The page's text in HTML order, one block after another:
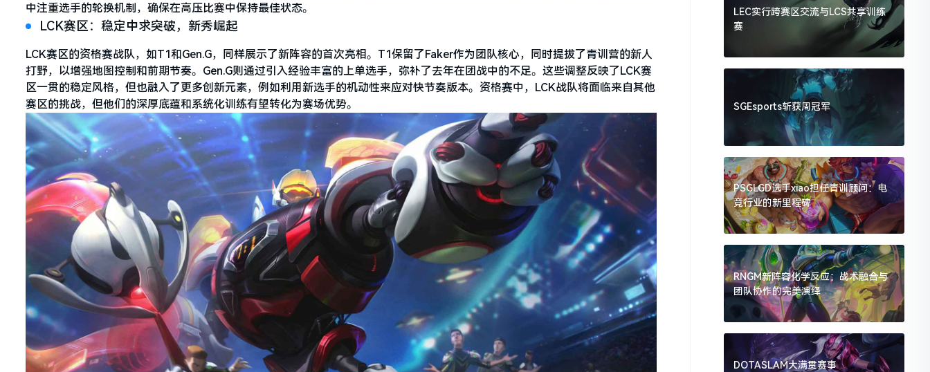
中注重选手的轮换机制，确保在高压比赛中保持最佳状态。
LCK赛区：稳定中求突破，新秀崛起
LCK赛区的资格赛战队，如T1和Gen.G，同样展示了新阵容的首次亮相。T1保留了Faker作为团队核心，同时提拔了青训营的新人
打野，以增强地图控制和前期节奏。Gen.G则通过引入经验丰富的上单选手，弥补了去年在团战中的不足。这些调整反映了LCK赛
区一贯的稳定风格，但也融入了更多创新元素，例如利用新选手的机动性来应对快节奏版本。资格赛中，LCK战队将面临来自其他
赛区的挑战，但他们的深厚底蕴和系统化训练有望转化为赛场优势。
LEC实行跨赛区交流与LCS共享训练
赛
SGEsports斩获周冠军
PSGLGD选手xiao担任青训顾问：电
竞行业的新里程碑
RNGM新阵容化学反应：战术融合与
团队协作的完美演绎
DOTASLAM大满贯赛事